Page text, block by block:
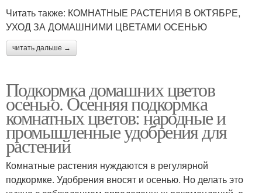
Читать также: КОМНАТНЫЕ РАСТЕНИЯ В ОКТЯБРЕ,
УХОД ЗА ДОМАШНИМИ ЦВЕТАМИ ОСЕНЬЮ
читать дальше →
Подкормка домашних цветов
осенью. Осенняя подкормка
комнатных цветов: народные и
промышленные удобрения для
растений
Комнатные растения нуждаются в регулярной
подкормке. Удобрения вносят и осенью. Но делать это